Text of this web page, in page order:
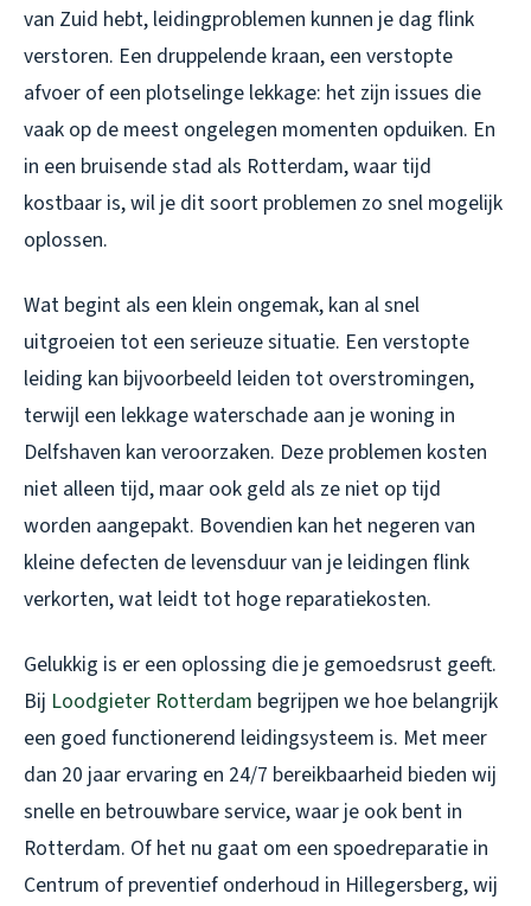
van Zuid hebt, leidingproblemen kunnen je dag flink
verstoren. Een druppelende kraan, een verstopte
afvoer of een plotselinge lekkage: het zijn issues die
vaak op de meest ongelegen momenten opduiken. En
in een bruisende stad als Rotterdam, waar tijd
kostbaar is, wil je dit soort problemen zo snel mogelijk
oplossen.
Wat begint als een klein ongemak, kan al snel
uitgroeien tot een serieuze situatie. Een verstopte
leiding kan bijvoorbeeld leiden tot overstromingen,
terwijl een lekkage waterschade aan je woning in
Delfshaven kan veroorzaken. Deze problemen kosten
niet alleen tijd, maar ook geld als ze niet op tijd
worden aangepakt. Bovendien kan het negeren van
kleine defecten de levensduur van je leidingen flink
verkorten, wat leidt tot hoge reparatiekosten.
Gelukkig is er een oplossing die je gemoedsrust geeft.
Bij Loodgieter Rotterdam begrijpen we hoe belangrijk
een goed functionerend leidingsysteem is. Met meer
dan 20 jaar ervaring en 24/7 bereikbaarheid bieden wij
snelle en betrouwbare service, waar je ook bent in
Rotterdam. Of het nu gaat om een spoedreparatie in
Centrum of preventief onderhoud in Hillegersberg, wij